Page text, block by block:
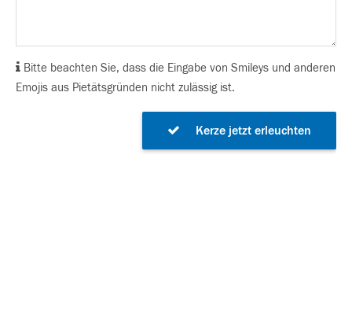
Bitte beachten Sie, dass die Eingabe von Smileys und anderen
Emojis aus Pietätsgründen nicht zulässig ist.
Kerze jetzt erleuchten